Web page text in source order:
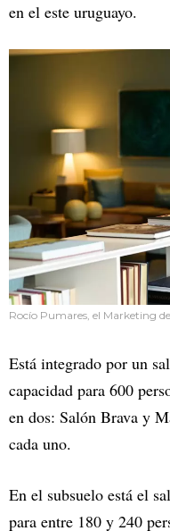
en el este uruguayo.
Rocío Pumares, el Marketing
Está integrado por un
capacidad para 600
en dos: Salón Brava y
cada uno.
En el subsuelo está el
para entre 180 y 240